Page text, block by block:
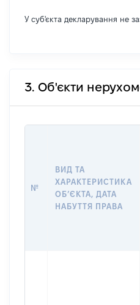
У суб'єкта декларування не
3. Об'єкти
№
ВИД ТА
ХАРАКТЕРИСТИКА
ОБʼЄКТА, ДАТА
НАБУТТЯ ПРАВА